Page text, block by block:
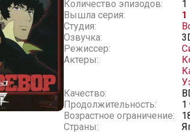
Количество эпизодов:
1
Вышла серия:
1
Студия:
Озвучка:
Режиссер:
Актеры:
Качество:
Продолжительность:
1
Возрастное ограничение:
Страны: